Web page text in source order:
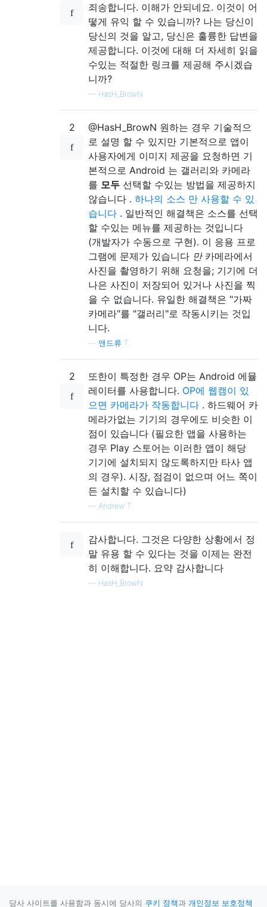
죄송합니다. 이해가 안되네요. 이것이 어
떻게 유익 할 수 있습니까? 나는 당신이
당신의 것을 알고, 당신은 훌륭한 답변을
제공합니다. 이것에 대해 더 자세히 읽을
수있는 적절한 링크를 제공해 주시겠습
니까?
— HasH_BrowN
2
@HasH_BrowN 원하는 경우 기술적으
로 설명 할 수 있지만 기본적으로 앱이
사용자에게 이미지 제공을 요청하면 기
본적으로 Android 는 갤러리와 카메라
를 모두 선택할 수있는 방법을 제공하지
않습니다 . 하나의 소스 만 사용할 수 있
습니다 . 일반적인 해결책은 소스를 선택
할 수있는 메뉴를 제공하는 것입니다
(개발자가 수동으로 구현). 이 응용 프로
그램에 문제가 있습니다 만카메라에서
사진을 촬영하기 위해 요청을; 기기에 더
나은 사진이 저장되어 있거나 사진을 찍
을 수 없습니다. 유일한 해결책은 "가짜
카메라"를 "갤러리"로 작동시키는 것입
니다.
앤드류 T.
2
또한이 특정한 경우 OP는 Android 에뮬
레이터를 사용합니다. OP에 웹캠이 있
으면 카메라가 작동합니다 . 하드웨어 카
메라가없는 기기의 경우에도 비슷한 이
점이 있습니다 (필요한 앱을 사용하는
경우 Play 스토어는 이러한 앱이 해당
기기에 설치되지 않도록하지만 타사 앱
의 경우). 시장, 점검이 없으며 어느 쪽이
든 설치할 수 있습니다)
— Andrew T.
감사합니다. 그것은 다양한 상황에서 정
말 유용 할 수 있다는 것을 이제는 완전
히 이해합니다. 요약 감사합니다
— HasH_BrowN
당사 사이트를 사용함과 동시에 당사의 쿠키 정책과 개인정보 보호정책